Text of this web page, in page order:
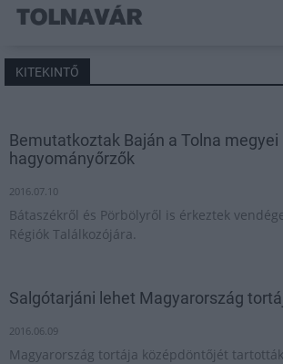
KITEKINTŐ
Bemutatkoztak Baján a Tolna megyei
hagyományőrzők
2016.07.10
Bátaszékről és Pörbölyről is érkeztek
Régiók Találkozójára.
Salgótarjáni lehet Magyarország
2016.06.09
Magyarország tortája középdöntőjét